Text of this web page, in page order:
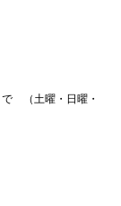
で （土曜・日曜・